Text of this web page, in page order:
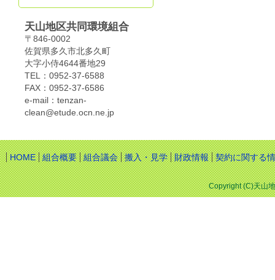
天山地区共同環境組合
〒846-0002
佐賀県多久市北多久町
大字小侍4644番地29
TEL：0952-37-6588
FAX：0952-37-6586
e-mail：tenzan-
clean@etude.ocn.ne.jp
HOME 組合概要 組合議会 搬入・見学 財政情報 契約に関する
Copyright (C)天山